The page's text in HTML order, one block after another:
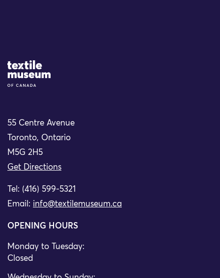
Site Logo
55 Centre Avenue
Toronto, Ontario
M5G 2H5
Get Directions
Tel: (416) 599-5321
Email: info@textilemuseum.ca
OPENING HOURS
Monday to Tuesday:
Closed